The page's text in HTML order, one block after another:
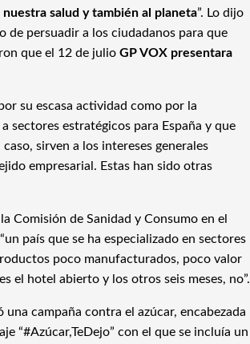
salud y también al planeta”. Lo dijo
de persuadir a los ciudadanos para que
que el 12 de julio GP VOX presentara
su escasa actividad como por la
sectores estratégicos para España y que
sirven a los intereses generales
empresarial. Estas han sido otras
Comisión de Sanidad y Consumo en el
país que se ha especializado en sectores
poco manufacturados, poco valor
el hotel abierto y los otros seis meses, no”.
campaña contra el azúcar, encabezada
“#Azúcar,TeDejo” con el que se incluía un